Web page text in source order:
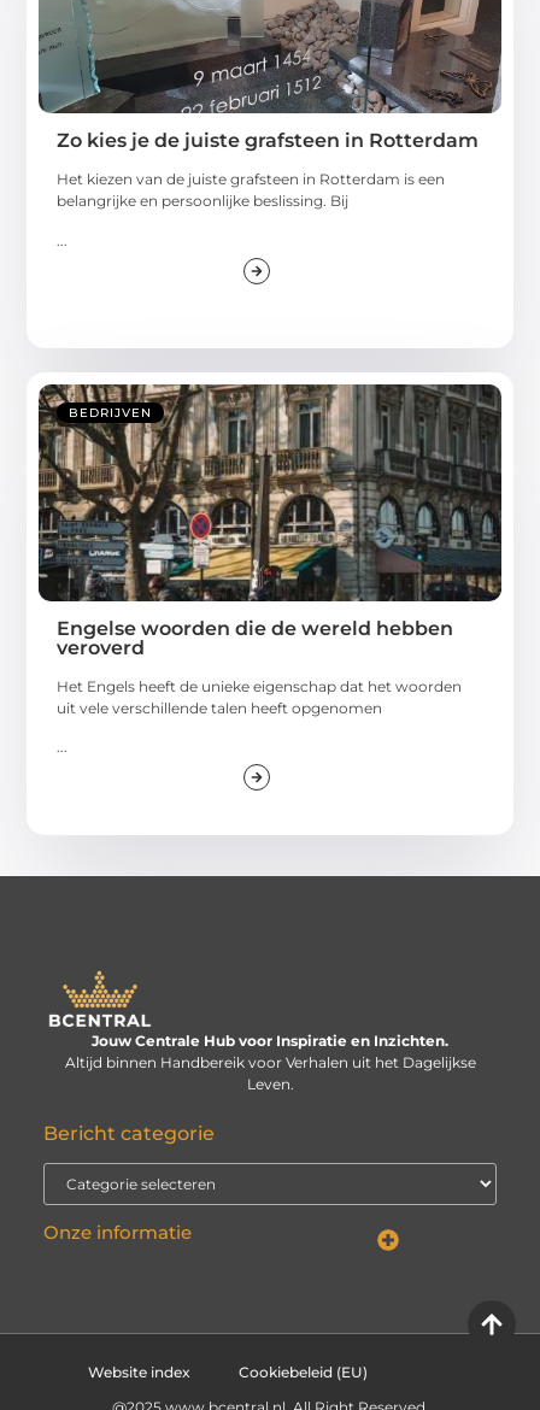
Zo kies je de juiste grafsteen in Rotterdam
Het kiezen van de juiste grafsteen in Rotterdam is een
belangrijke en persoonlijke beslissing. Bij
BEDRIJVEN
Engelse woorden die de wereld hebben
veroverd
Het Engels heeft de unieke eigenschap dat het woorden
uit vele verschillende talen heeft opgenomen
...
Jouw Centrale Hub voor Inspiratie en Inzichten.
Altijd binnen Handbereik voor Verhalen uit het Dagelijkse
Leven.
Bericht categorie
Onze informatie
Website index
Cookiebeleid (EU)